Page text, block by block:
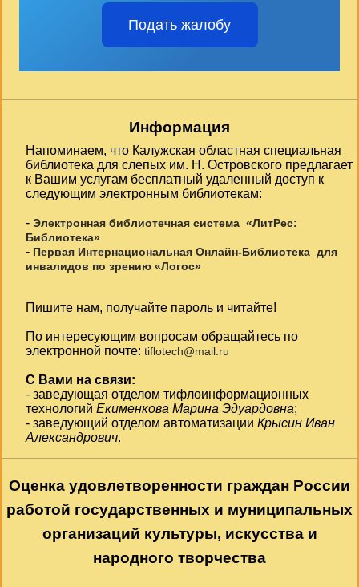
Подать жалобу
Информация
Напоминаем, что Калужская областная специальная
библиотека для слепых им. Н. Островского предлагает
к Вашим услугам бесплатный удаленный доступ к
следующим электронным библиотекам:
- Электронная библиотечная система «ЛитРес:
Библиотека»
- Первая Интернациональная Онлайн-Библиотека для
инвалидов по зрению «Логос»
Пишите нам, получайте пароль и читайте!
По интересующим вопросам обращайтесь по
электронной почте: tiflotech@mail.ru
С Вами на связи:
- заведующая отделом тифлоинформационных
технологий Екименкова Марина Эдуардовна;
- заведующий отделом автоматизации Крысин Иван
Александрович.
Оценка удовлетворенности граждан России
работой государственных и муниципальных
организаций культуры, искусства и
народного творчества